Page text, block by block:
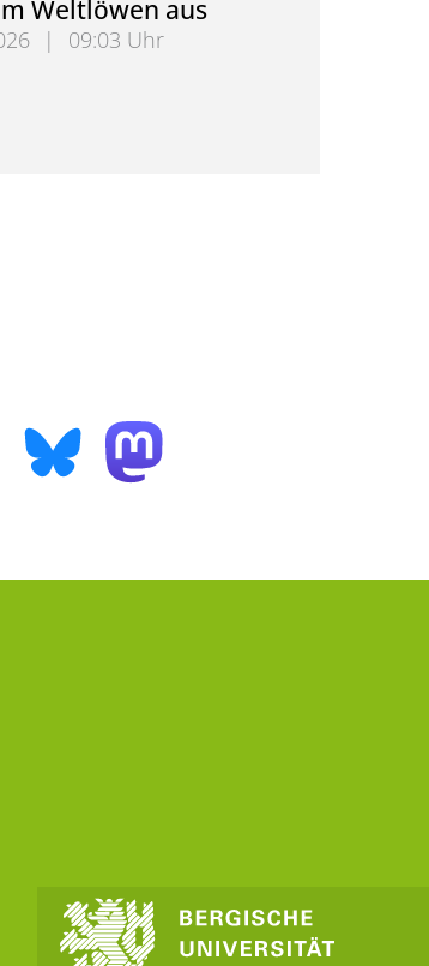
Weltlöwen aus
|
09:03 Uhr
Universität zeichnet Daniel Neumaier